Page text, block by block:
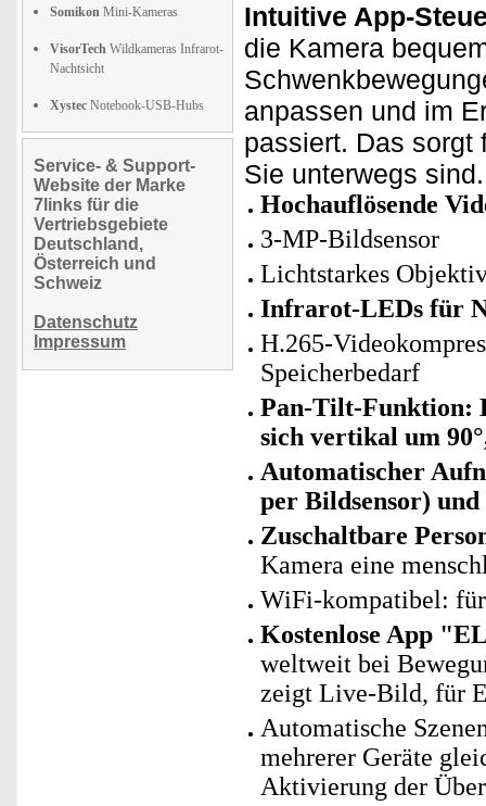
Somikon Mini-Kameras
VisorTech Wildkameras Infrarot-
Nachtsicht
Xystec Notebook-USB-Hubs
Service- & Support-
Website der Marke
7links für die
Vertriebsgebiete
Deutschland,
Österreich und
Schweiz
Datenschutz
Impressum
Intuitive App-
die Kamera
anpassen und im
passiert. Das sorgt
Sie unterwegs sind.
Hochauflösende
3-MP-Bildsensor
Lichtstarkes
Infrarot-LEDs für
H.265-
Speicherbedarf
Pan-Tilt-Funktion:
sich vertikal um
Automatischer
per Bildsensor)
Zuschaltbare
Kamera eine
WiFi-kompatibel:
Kostenlose App
weltweit bei
zeigt Live-Bild, für
Automatische
mehrerer Geräte
Aktivierung der